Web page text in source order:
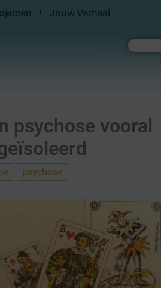
Jouw Verhaal
Zoeken
psychose vooral
psychose